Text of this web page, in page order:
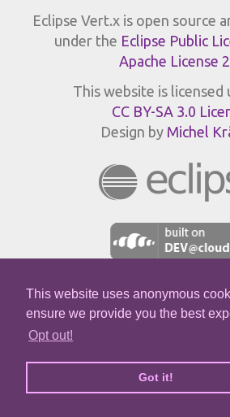
This website uses anonymous
ensure we provide you the best
Opt out!
Got it!
Eclipse Vert.x is open source
under the Eclipse Public
Apache License
This website is licensed
CC BY-SA 3.0
Design by Michel